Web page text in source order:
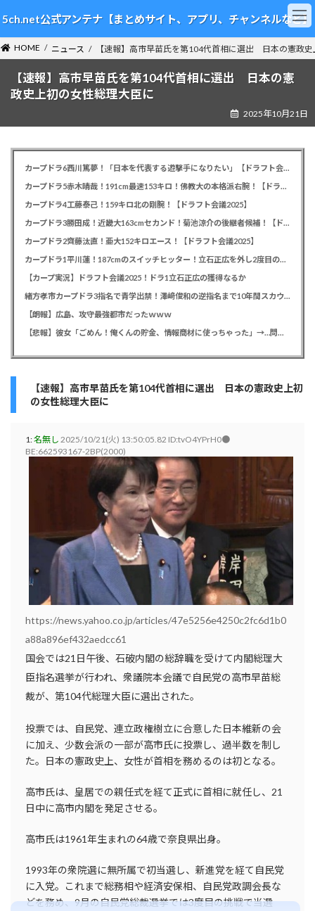
ン
テ
ン
ツ
ビ
ゲ
ー
シ
5ch.net公式アンテナ【まとめサイト、アプリ、チャンネルなど】
HOME ニュース 【速報】高市早苗氏を第104代首相に選出 日本の憲政
【速報】高市早苗氏を第104代首相に選出 日本の憲
政史上初の女性総理大臣に
2025年10月21日
カープドラ6西川篤夢！「日本を代表する遊撃手になりたい」【ドラフト会議2025】
カープドラ5赤木晴哉！191cm最速153キロ！佛教大の本格派右腕！【ドラフト会議2025】
カープドラ4工藤泰己！159キロ北の剛腕！【ドラフト会議2025】
カープドラ3勝田成！近畿大163cmセカンド！菊池涼介の後継者候補！【ドラフト会議2025】
カープドラ2齊藤汰直！亜大152キロエース！【ドラフト会議2025】
カープドラ1平川蓮！187cmのスイッチヒッター！立石正広を外し2度目の重複も新井監督がクジを引き当てる！【ドラフト会議2025】
【カープ実況】ドラフト会議2025！ドラ1立石正広の獲得なるか
緒方孝市カープドラ3指名で青学出禁！澤﨑俊和の逆指名まで10年間スカウト出禁
【朗報】広島、攻守最強都市だったｗｗｗ
【悲報】彼女「ごめん！俺くんの貯金、情報商材に使っちゃった」→…問い詰めたらギャン泣きされたんだが俺が悪いのか？
【速報】高市早苗氏を第104代首相に選出 日本の憲政史上初
の女性総理大臣に
1:名無し 2025/10/21(火) 13:50:05.82 ID:tvO4YPrH0●
BE:662593167-2BP(2000)
https://news.yahoo.co.jp/articles/47e5256e4250c2fc6d1b0
a88a896ef432aedcc61
国会では21日午後、石破内閣の総辞職を受けて内閣総理大
臣指名選挙が行われ、衆議院本会議で自民党の高市早苗総
裁が、第104代総理大臣に選出された。
投票では、自民党、連立政権樹立に合意した日本維新の会
に加え、少数会派の一部が高市氏に投票し、過半数を制し
た。日本の憲政史上、女性が首相を務めるのは初となる。
高市氏は、皇居での親任式を経て正式に首相に就任し、21
日中に高市内閣を発足させる。
高市氏は1961年生まれの64歳で奈良県出身。
1993年の衆院選に無所属で初当選し、新進党を経て自民党
に入党。これまで総務相や経済安保相、自民党政調会長な
どを務め、9月の自民党総裁選挙では3度目の挑戦で当選